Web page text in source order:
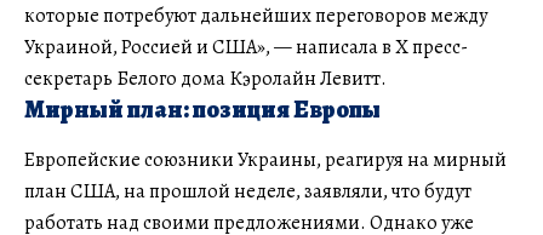
которые потребуют дальнейших переговоров между
Украиной, Россией и США», — написала в Х пресс-
секретарь Белого дома Кэролайн Левитт.
Мирный план: позиция Европы
Европейские союзники Украины, реагируя на мирный
план США, на прошлой неделе, заявляли, что будут
работать над своими предложениями. Однако уже